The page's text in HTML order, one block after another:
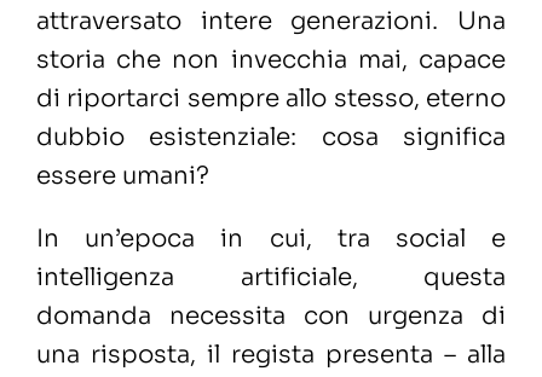
attraversato intere generazioni. Una
storia che non invecchia mai, capace
di riportarci sempre allo stesso, eterno
dubbio esistenziale: cosa significa
essere umani?
In un’epoca in cui, tra social e
intelligenza artificiale, questa
domanda necessita con urgenza di
una risposta, il regista presenta – alla